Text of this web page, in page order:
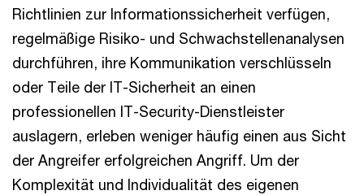
Richtlinien zur Informationssicherheit verfügen,
regelmäßige Risiko- und Schwachstellenanalysen
durchführen, ihre Kommunikation verschlüsseln
oder Teile der IT-Sicherheit an einen
professionellen IT-Security-Dienstleister
auslagern, erleben weniger häufig einen aus Sicht
der Angreifer erfolgreichen Angriff. Um der
Komplexität und Individualität des eigenen